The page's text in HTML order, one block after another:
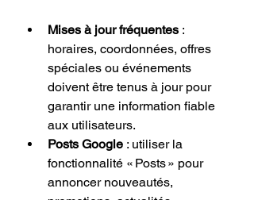
Mises à jour fréquentes :
horaires, coordonnées, offres
spéciales ou événements
doivent être tenus à jour pour
garantir une information fiable
aux utilisateurs.
Posts Google : utiliser la
fonctionnalité « Posts » pour
annoncer nouveautés,